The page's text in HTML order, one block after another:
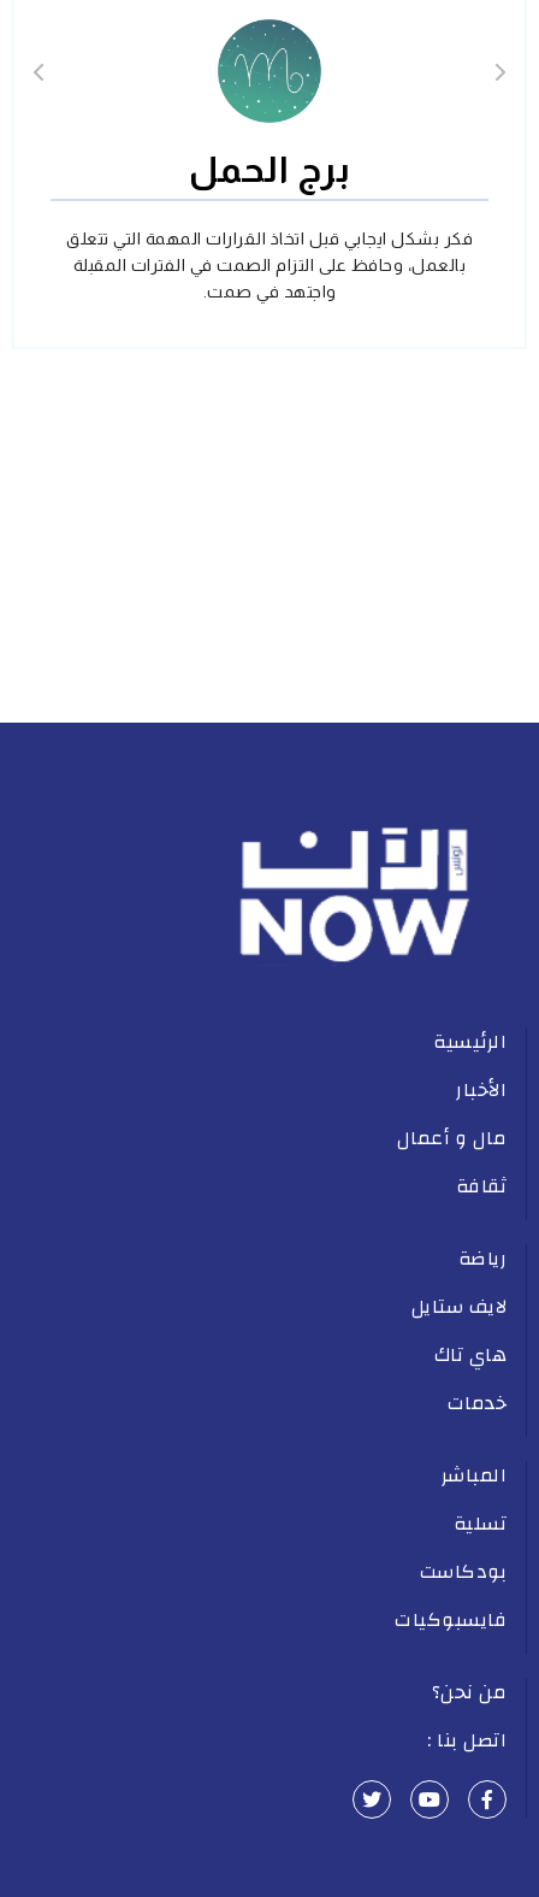
برج الحمل
فكر بشكل ايجابي قبل اتخاذ القرارات المهمة التي تتعلق
بالعمل، وحافظ على التزام الصمت في الفترات المقبلة
واجتهد في صمت.
الرئيسية
الأخبار
مال و أعمال
ثقافة
رياضة
لايف ستايل
هاي تاك
خدمات
المباشر
تسلية
بودكاست
فايسبوكيات
من نحن؟
اتصل بنا :